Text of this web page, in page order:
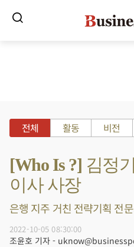
전체 활동 비전
[Who Is ?] 김정
이사 사장
은행 지주 거친 전략기획 전
2022-10-05 08:30:00
조윤호 기자 -